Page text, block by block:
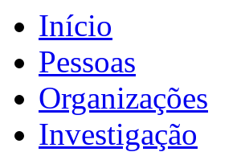
Início
Pessoas
Organizações
Investigação